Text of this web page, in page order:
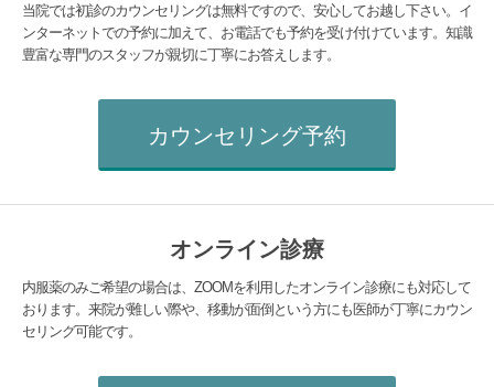
当院では初診のカウンセリングは無料ですので、安心してお越し下さい。イ
ンターネットでの予約に加えて、お電話でも予約を受け付けています。知識
豊富な専門のスタッフが親切に丁寧にお答えします。
カウンセリング予約
オンライン診療
内服薬のみご希望の場合は、ZOOMを利用したオンライン診療にも対応して
おります。来院が難しい際や、移動が面倒という方にも医師が丁寧にカウン
セリング可能です。